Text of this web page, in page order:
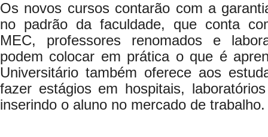
Os novos cursos contarão com a
no padrão da faculdade, que conta
MEC, professores renomados e
podem colocar em prática o que é
Universitário também oferece aos
fazer estágios em hospitais,
inserindo o aluno no mercado de trabalho.